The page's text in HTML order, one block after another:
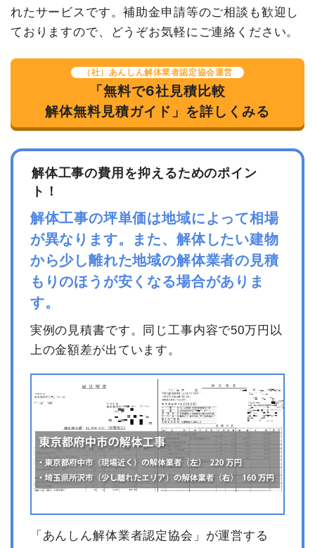
小計
1,527,760
円
1,650,000
消費税
326,000円
坪数 38坪
建物解体費用
総額
品名
数
量
単価 金額
階建て
坪
円
円
養生費
0
フェンス撤去
1式
3,000円
家具・家電処分
1式
33,000円
1式
15,000円
看板撤去
1式
85,000円
露天風呂撤去
1式
728,000円
諸経費
505,000円
3,636,364
れたサービスです。補助金申請等のご相談も歓迎し
ておりますので、どうぞお気軽にご連絡ください。
（社）あんしん解体業者認定協会運営
「無料で6社見積比較
解体無料見積ガイド」を詳しくみる
解体工事の費用を抑えるためのポイン
ト！
解体工事の坪単価は地域によって相場
が異なります。また、解体したい建物
から少し離れた地域の解体業者の見積
もりのほうが安くなる場合がありま
す。
実例の見積書です。同じ工事内容で50万円以
上の金額差が出ています。
「あんしん解体業者認定協会」が運営する